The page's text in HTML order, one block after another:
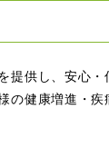
提供し、安心・
の健康増進・